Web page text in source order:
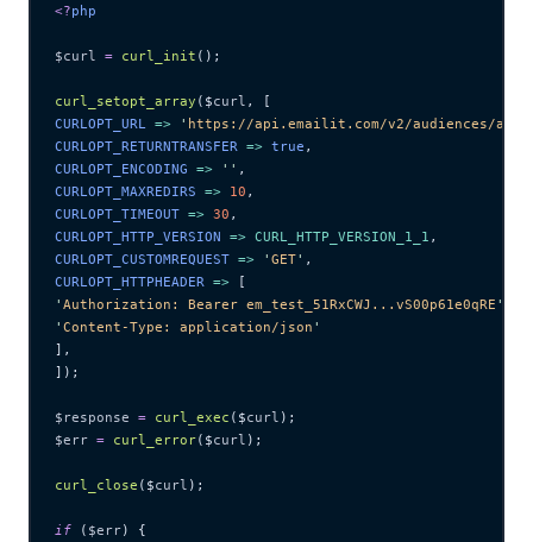
<?php
$curl = curl_init ();
curl_setopt_array ($curl ,
[
CURLOPT_URL => ' https://api.emailit.com/v2/audiences/
CURLOPT_RETURNTRANSFER => true ,
CURLOPT_ENCODING => '' ,
CURLOPT_MAXREDIRS => 10 ,
CURLOPT_TIMEOUT => 30 ,
CURLOPT_HTTP_VERSION => CURL_HTTP_VERSION_1_1 ,
CURLOPT_CUSTOMREQUEST => ' GET' ,
CURLOPT_HTTPHEADER => [
' Authorization: Bearer em_test_51RxCWJ...vS00p61e0qRE '
' Content-Type: application/json '
],
]);
$response = curl_exec ($curl );
$err = curl_error($curl );
curl_close ($curl );
if ( $err) {